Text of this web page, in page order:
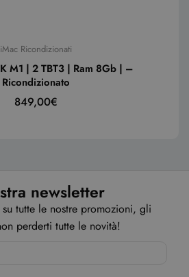
iMac Ricondizionati
M1 | 2 TBT3 | Ram 8Gb | –
Ricondizionato
849,00€
newsletter
tutte le nostre promozioni, gli
perderti tutte le novità!